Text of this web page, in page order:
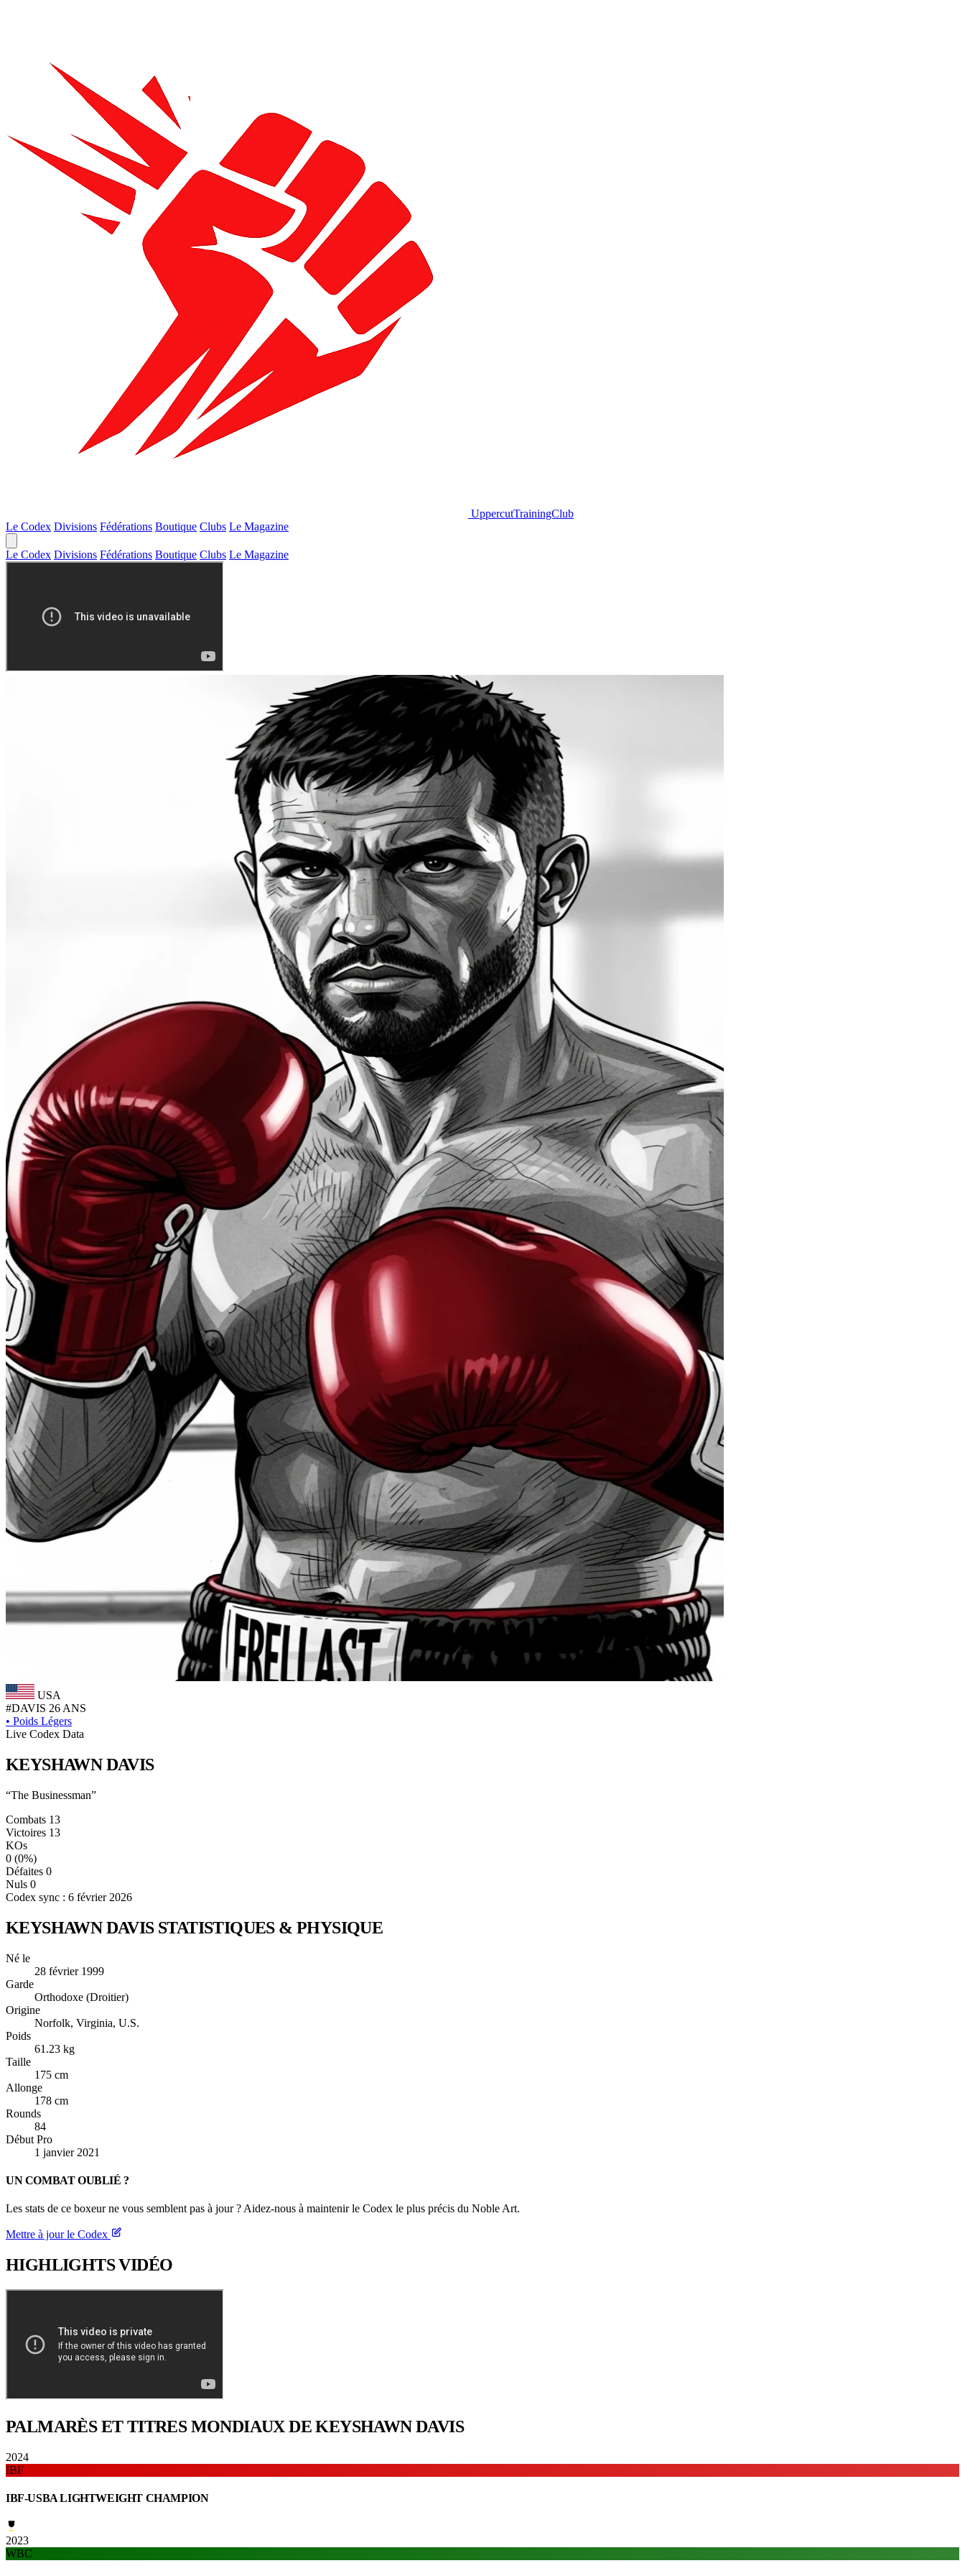
UppercutTrainingClub
Le Codex Divisions Fédérations Boutique Clubs Le Magazine
Le Codex Divisions Fédérations Boutique Clubs Le Magazine
USA
#DAVIS 26 ANS
• Poids Légers
Live Codex Data
KEYSHAWNDAVIS
“The Businessman”
Combats 13
Victoires 13
KOs
0 (0%)
Défaites 0
Nuls 0
Codex sync : 6 février 2026
KEYSHAWN DAVIS STATISTIQUES & PHYSIQUE
Né le
28 février 1999
Garde
Orthodoxe (Droitier)
Origine
Norfolk, Virginia, U.S.
Poids
61.23 kg
Taille
175 cm
Allonge
178 cm
Rounds
84
Début Pro
1 janvier 2021
UN COMBAT OUBLIÉ ?
Les stats de ce boxeur ne vous semblent pas à jour ? Aidez-nous à maintenir le Codex le plus précis du Noble Art.
Mettre à jour le Codex
HIGHLIGHTSVIDÉO
PALMARÈS ET TITRESMONDIAUX DE KEYSHAWN DAVIS
2024
IBF
IBF-USBA LIGHTWEIGHT CHAMPION
2023
WBC